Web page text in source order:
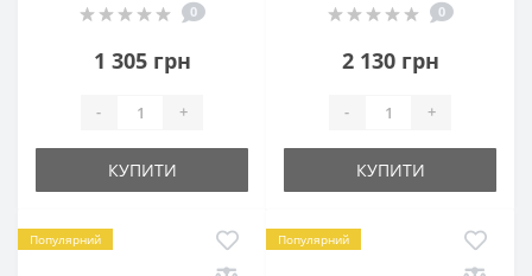
0
1 305 грн
- +
КУПИТИ
0
2 130 грн
- +
КУПИТИ
Популярний Популярний